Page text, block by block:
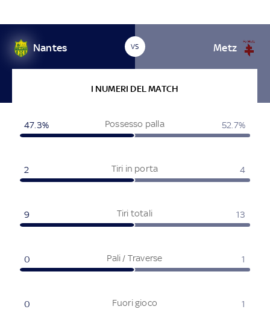
Nantes VS Metz
I NUMERI DEL MATCH
Possesso palla
47.3% 52.7%
Tiri in porta
2 4
Tiri totali
9 13
Pali / Traverse
0 1
Fuori gioco
0 1